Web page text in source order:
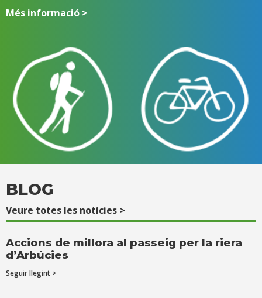
Més informació >
BLOG
Veure totes les notícies >
Accions de millora al passeig per la riera
d’Arbúcies
Seguir llegint >